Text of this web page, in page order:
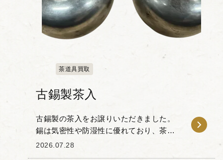
茶道具買取
古錫製茶入
古錫製の茶入をお譲りいただきました。
錫は気密性や防湿性に優れており、茶葉
の風味や香りを保ちやすいことから、古
2026.07.28